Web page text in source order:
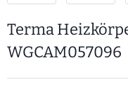
Terma
WGCAM057096